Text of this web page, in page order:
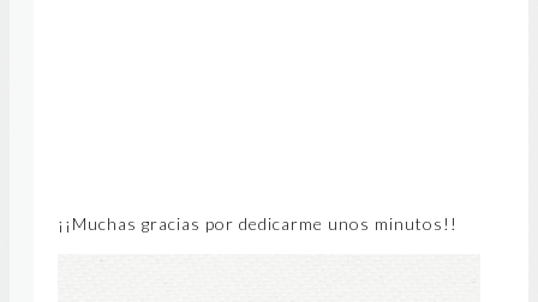
¡¡Muchas gracias por dedicarme unos minutos!!